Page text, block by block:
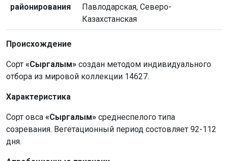
районирования
Павлодарская, Северо-
Казахстанская
Происхождение
Сорт «Сыргалым» создан методом индивидуального
отбора из мировой коллекции 14627.
Характеристика
Сорт овса «Сыргалым» среднеспелого типа
созревания. Вегетационный период состовляет 92-112
дня.